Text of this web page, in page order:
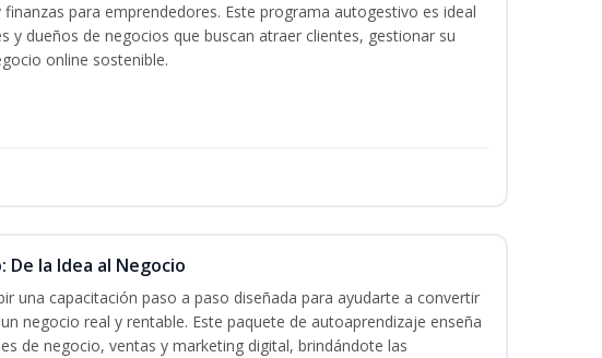
para emprendedores. Este programa autogestivo es ideal
y dueños de negocios que buscan atraer clientes, gestionar su
online sostenible.
De la Idea al Negocio
una capacitación paso a paso diseñada para ayudarte a convertir
negocio real y rentable. Este paquete de autoaprendizaje enseña
de negocio, ventas y marketing digital, brindándote las